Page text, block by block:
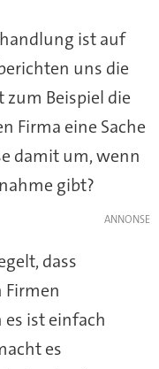
ist auf
uns die
zum Beispiel die
Firma eine Sache
damit um, wenn
gibt?
dass
Firmen
ist einfach
es